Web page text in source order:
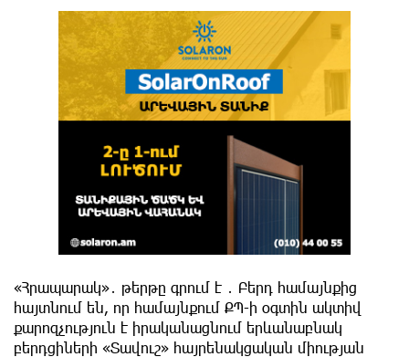
«Հրապարակ»․ թերթը գրում է ․ Բերդ համայնքից
հայտնում են, որ համայնքում ՔՊ-ի օգտին ակտիվ
քարոզչություն է իրականացնում երևանաբնակ
բերդցիների «Տավուշ» հայրենակցական միության